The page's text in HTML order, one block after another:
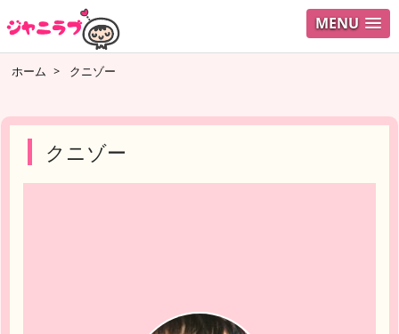
MENU ログイ
ホーム > クニゾー
クニゾー